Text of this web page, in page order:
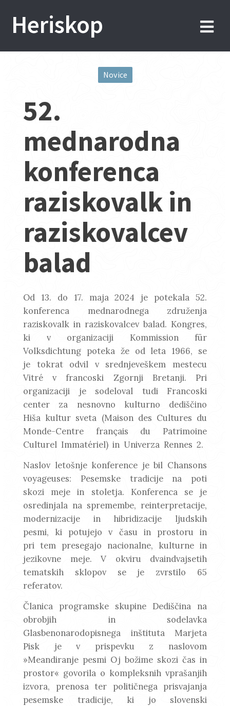
Heriskop
Novice
52.
mednarodna
konferenca
raziskovalk in
raziskovalcev
balad
Od 13. do 17. maja 2024 je potekala 52.
konferenca mednarodnega združenja
raziskovalk in raziskovalcev balad. Kongres,
ki v organizaciji Kommission für
Volksdichtung poteka že od leta 1966, se
je tokrat odvil v srednjeveškem mestecu
Vitré v francoski Zgornji Bretanji. Pri
organizaciji je sodeloval tudi Francoski
center za nesnovno kulturno dediščino
Hiša kultur sveta (Maison des Cultures du
Monde-Centre français du Patrimoine
Culturel Immatériel) in Univerza Rennes 2.
Naslov letošnje konference je bil Chansons
voyageuses: Pesemske tradicije na poti
skozi meje in stoletja. Konferenca se je
osredinjala na spremembe, reinterpretacije,
modernizacije in hibridizacije ljudskih
pesmi, ki potujejo v času in prostoru in
pri tem presegajo nacionalne, kulturne in
jezikovne meje. V okviru dvaindvajsetih
tematskih sklopov se je zvrstilo 65
referatov.
Članica programske skupine Dediščina na
obrobjih in sodelavka
Glasbenonarodopisnega inštituta Marjeta
Pisk je v prispevku z naslovom
»Meandiranje pesmi Oj božime skozi čas in
prostor« govorila o kompleksnih vprašanjih
izvora, prenosa ter političnega prisvajanja
pesemske tradicije, ki jo slovenski
navigation